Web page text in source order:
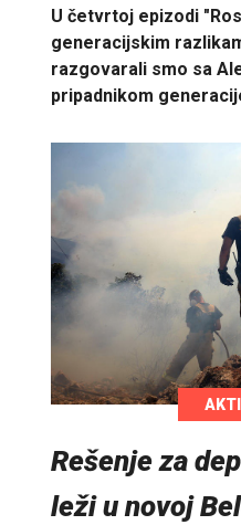
U četvrtoj epizodi
generacijskim
razgovarali smo sa
pripadnikom
Rešenje za
leži u novoj